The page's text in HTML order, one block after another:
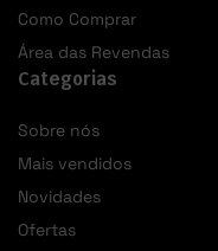
Como Comprar
Área das Revendas
Categorias
Sobre nós
Mais vendidos
Novidades
Ofertas